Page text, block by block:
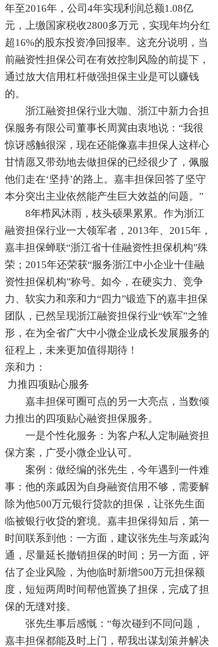
年至2016年，公司4年实现利润总额1.08亿
元，上缴国家税收2800多万元，实现年均分红
超16%的股东投资净回报率。这充分说明，当
前融资性担保公司在有效控制风险的前提下，
通过放大信用杠杆做强担保主业是可以赚钱
的。
浙江融资担保行业大咖、浙江中新力合担
保服务有限公司董事长周冀由衷地说：“我很
惊讶感触很深，现在还能像嘉丰担保人这样心
甘情愿又带劲地去做担保的已经很少了，佩服
他们走在‘坚持’的路上。嘉丰担保回答了坚守
本分突出主业依然能产生巨大效益的问题。”
8年栉风沐雨，枝头硕果累累。作为浙江
融资担保行业一大领军者，2013年、2015年，
嘉丰担保蝉联“浙江省十佳融资性担保机构”殊
荣；2015年还荣获“服务浙江中小企业十佳融
资性担保机构”称号。如今，在硬实力、竞争
力、软实力和亲和力“四力”锻造下的嘉丰担保
团队，已然呈现浙江融资担保行业“铁军”之雏
形，在为全省广大中小微企业成长发展服务的
征程上，未来更加值得期待！
亲和力：
力推四项贴心服务
嘉丰担保可圈可点的另一大亮点，当数倾
力推出的四项贴心融资担保服务。
一是个性化服务：为客户私人定制融资担
保方案，广受小微企业认可。
案例：做经编的张先生，今年遇到一件难
事：他的亲戚因为自身融资信用不够，需要解
除为他500万元银行贷款的担保，让张先生面
临被银行收贷的窘境。嘉丰担保得知后，第一
时间联系到他：一方面，建议张先生与亲戚沟
通，尽量延长撤销担保的时间；另一方面，评
估了企业风险，为他临时新增500万元担保额
度，短短两周时间帮他置换了担保，完成了担
保的无缝对接。
张先生事后感慨：“每次碰到不同问题，
嘉丰担保都能及时上门，帮我出谋划策并解决